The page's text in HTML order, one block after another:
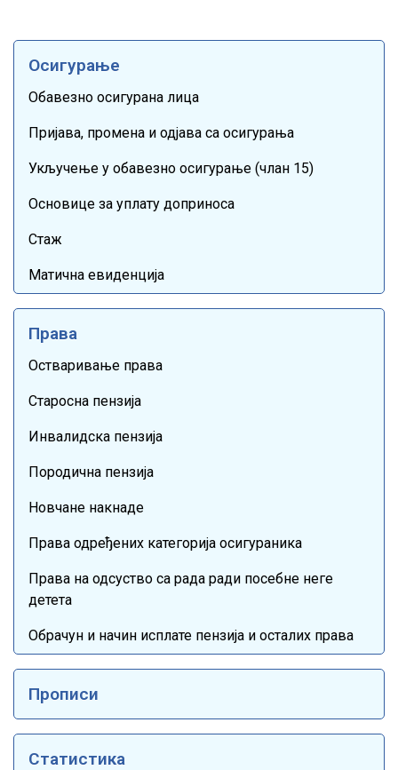
Осигурање
Обавезно осигурана лица
Пријава, промена и одјава са осигурања
Укључење у обавезно осигурање (члан 15)
Основице за уплату доприноса
Стаж
Матична евиденција
Права
Остваривање права
Старосна пензија
Инвалидска пензија
Породична пензија
Новчане накнаде
Права одређених категорија осигураника
Права на одсуство са рада ради посебне неге
детета
Обрачун и начин исплате пензија и осталих права
Прописи
Статистика